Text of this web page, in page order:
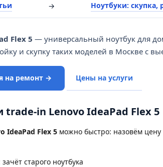
→ Ноутбуки: скупка,
Flex 5 — универсальный ноутбук для
и скупку таких моделей в Москве с
на ремонт → Цены на услуги
trade-in Lenovo IdeaPad Flex 5
IdeaPad Flex 5 можно быстро: назовём
старого ноутбука